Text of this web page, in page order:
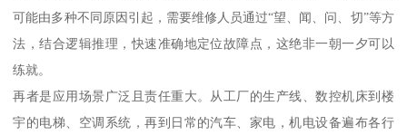
可能由多种不同原因引起，需要维修人员通过“望、闻、问、切”等方
法，结合逻辑推理，快速准确地定位故障点，这绝非一朝一夕可以
练就。
再者是应用场景广泛且责任重大。从工厂的生产线、数控机床到楼
宇的电梯、空调系统，再到日常的汽车、家电，机电设备遍布各行